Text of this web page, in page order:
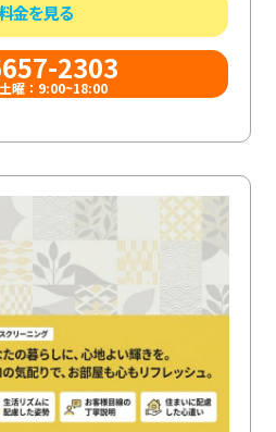
金を見る
2303
曜：9:00~18:00